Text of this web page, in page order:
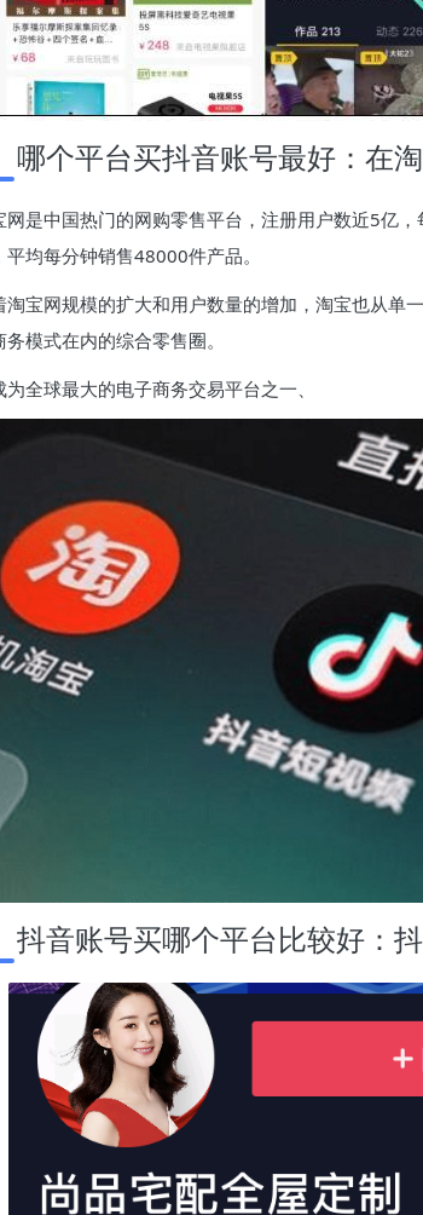
哪个平台买抖音账号最好：在
网是中国热门的网购零售平台，注册用户数近5亿
平均每分钟销售48000件产品。
淘宝网规模的扩大和用户数量的增加，淘宝也从单
务模式在内的综合零售圈。
为全球最大的电子商务交易平台之一、
抖音账号买哪个平台比较好：